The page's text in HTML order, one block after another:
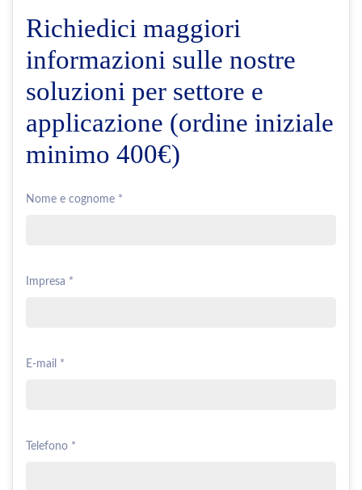
Richiedici maggiori
informazioni sulle nostre
soluzioni per settore e
applicazione (ordine iniziale
minimo 400€)
Nome e cognome *
Impresa *
E-mail *
Telefono *